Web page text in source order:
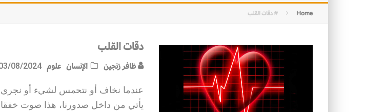
Home # دقات القلب
دقات القلب
ظافر زنجين الإنسان علوم 08/2024
عندما نخاف أو نتحمس لشيء أو نجري،
يأتي من داخل صدورنا، هذا صوت